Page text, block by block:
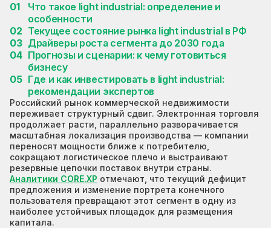
Что такое light industrial: определение и
особенности
Текущее состояние рынка light industrial в РФ
Драйверы роста сегмента до 2030 года
Прогнозы и сценарии: к чему готовиться
бизнесу
Где и как инвестировать в light industrial:
рекомендации экспертов
Российский рынок коммерческой недвижимости
переживает структурный сдвиг. Электронная торговля
продолжает расти, параллельно разворачивается
масштабная локализация производства — компании
переносят мощности ближе к потребителю,
сокращают логистическое плечо и выстраивают
резервные цепочки поставок внутри страны.
Аналитики CORE.XP отмечают, что текущий дефицит
предложения и изменение портрета конечного
пользователя превращают этот сегмент в одну из
наиболее устойчивых площадок для размещения
капитала.